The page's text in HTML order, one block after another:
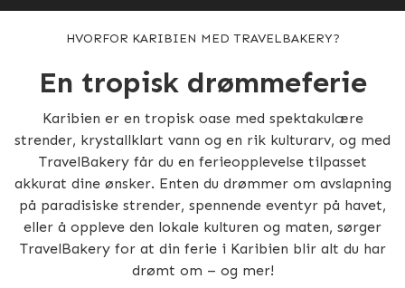
HVORFOR KARIBIEN MED TRAVELBAKERY?
En tropisk drømmeferie
Karibien er en tropisk oase med spektakulære
strender, krystallklart vann og en rik kulturarv, og med
TravelBakery får du en ferieopplevelse tilpasset
akkurat dine ønsker. Enten du drømmer om avslapning
på paradisiske strender, spennende eventyr på havet,
eller å oppleve den lokale kulturen og maten, sørger
TravelBakery for at din ferie i Karibien blir alt du har
drømt om – og mer!